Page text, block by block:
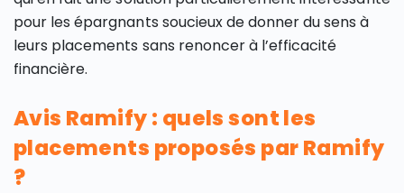
pour les épargnants soucieux de donner du sens à
leurs placements sans renoncer à l’efficacité
financière.
Avis Ramify : quels sont les
placements proposés par Ramify
?